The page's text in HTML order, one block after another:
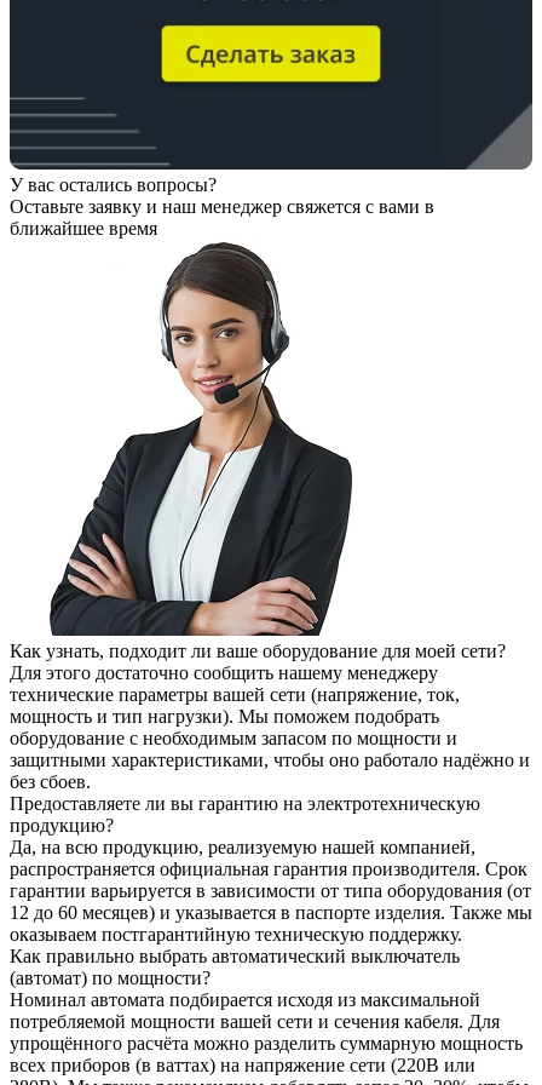
У вас остались вопросы?
Оставьте заявку и наш менеджер свяжется с вами в
ближайшее время
Как узнать, подходит ли ваше оборудование для моей сети?
Для этого достаточно сообщить нашему менеджеру
технические параметры вашей сети (напряжение, ток,
мощность и тип нагрузки). Мы поможем подобрать
оборудование с необходимым запасом по мощности и
защитными характеристиками, чтобы оно работало надёжно и
без сбоев.
Предоставляете ли вы гарантию на электротехническую
продукцию?
Да, на всю продукцию, реализуемую нашей компанией,
распространяется официальная гарантия производителя. Срок
гарантии варьируется в зависимости от типа оборудования (от
12 до 60 месяцев) и указывается в паспорте изделия. Также мы
оказываем постгарантийную техническую поддержку.
Как правильно выбрать автоматический выключатель
(автомат) по мощности?
Номинал автомата подбирается исходя из максимальной
потребляемой мощности вашей сети и сечения кабеля. Для
упрощённого расчёта можно разделить суммарную мощность
всех приборов (в ваттах) на напряжение сети (220В или